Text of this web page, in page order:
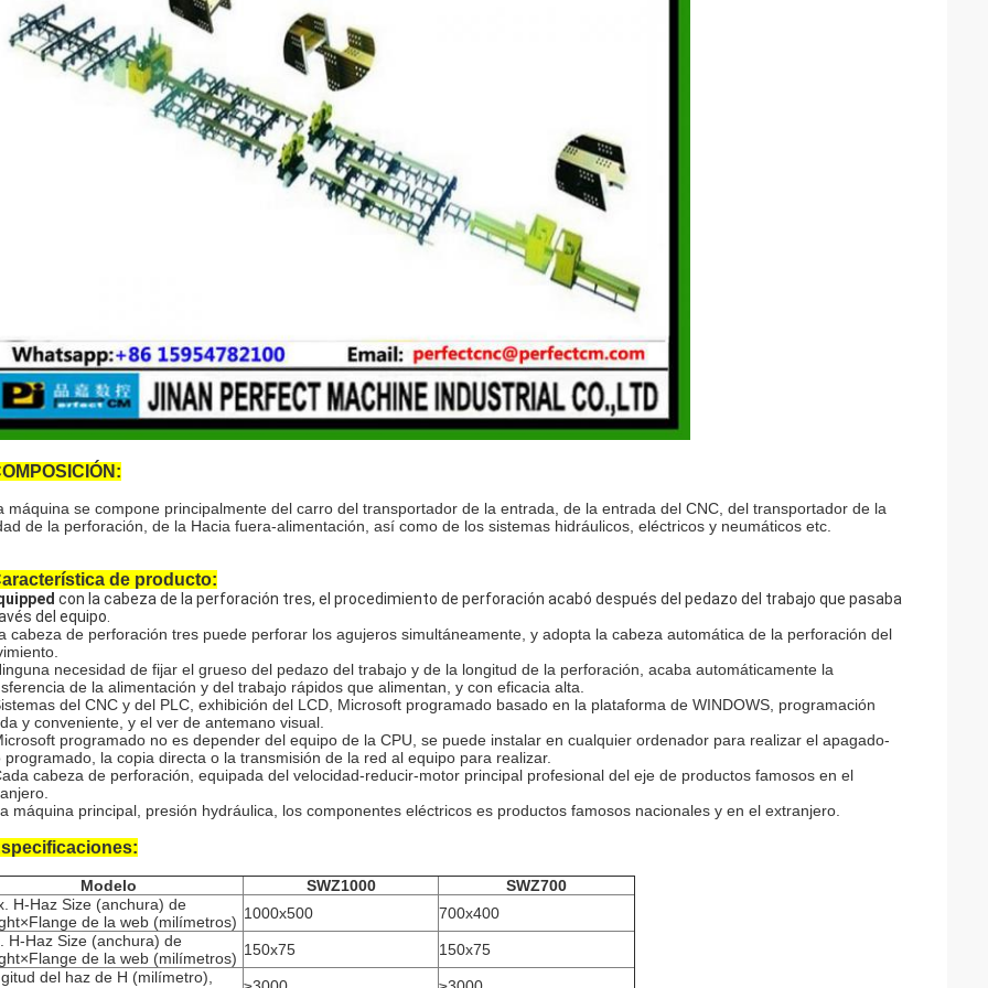
máquina se compone principalmente del carro del transportador de la entrada, de la entrada del CNC, del transportador de la
de la perforación, de la Hacia fuera-alimentación, así como de los sistemas hidráulicos, eléctricos y neumáticos etc.
de producto:
con la cabeza de la perforación tres, el procedimiento de perforación acabó después del pedazo del trabajo que pasaba
del equipo.
cabeza de perforación tres puede perforar los agujeros simultáneamente, y adopta la cabeza automática de la perforación del
necesidad de fijar el grueso del pedazo del trabajo y de la longitud de la perforación, acaba automáticamente la
de la alimentación y del trabajo rápidos que alimentan, y con eficacia alta.
del CNC y del PLC, exhibición del LCD, Microsoft programado basado en la plataforma de WINDOWS, programación
y conveniente, y el ver de antemano visual.
programado no es depender del equipo de la CPU, se puede instalar en cualquier ordenador para realizar el apagado-
programado, la copia directa o la transmisión de la red al equipo para realizar.
cabeza de perforación, equipada del velocidad-reducir-motor principal profesional del eje de productos famosos en el
máquina principal, presión hydráulica, los componentes eléctricos es productos famosos nacionales y en el extranjero.
Modelo SWZ1000
SWZ700
H-Haz Size (anchura) de
de la web (milímetros) 1000x500
700x400
H-Haz Size (anchura) de
de la web (milímetros) 150x75
150x75
del haz de H (milímetro),